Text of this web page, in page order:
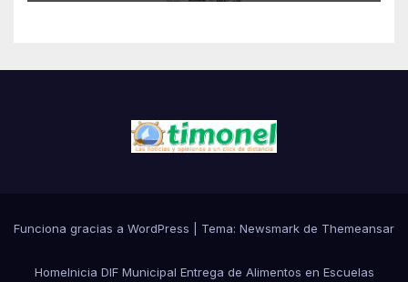
Funciona gracias a WordPress Tema: Newsmark de Themeansar
HomeInicia DIF Municipal Entrega de Alimentos en Escuelas